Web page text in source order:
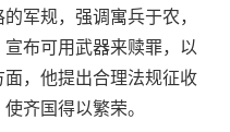
军规，强调寓兵于农，
布可用武器来赎罪，以
，他提出合理法规征收
齐国得以繁荣。